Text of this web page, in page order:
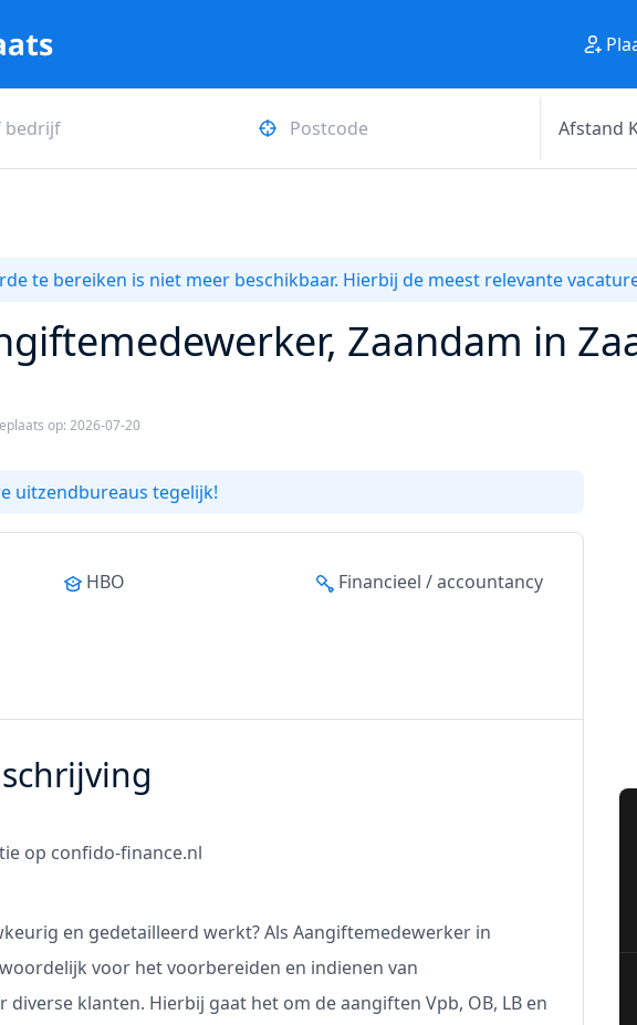
te bereiken is niet meer beschikbaar. Hierbij de meest relevante
Zaandam in
op: 2026-07-20
uitzendbureaus tegelijk!
HBO Financieel / accountancy
op confido-finance.nl
en gedetailleerd werkt? Als Aangiftemedewerker in
voor het voorbereiden en indienen van
klanten. Hierbij gaat het om de aangiften Vpb, OB, LB en